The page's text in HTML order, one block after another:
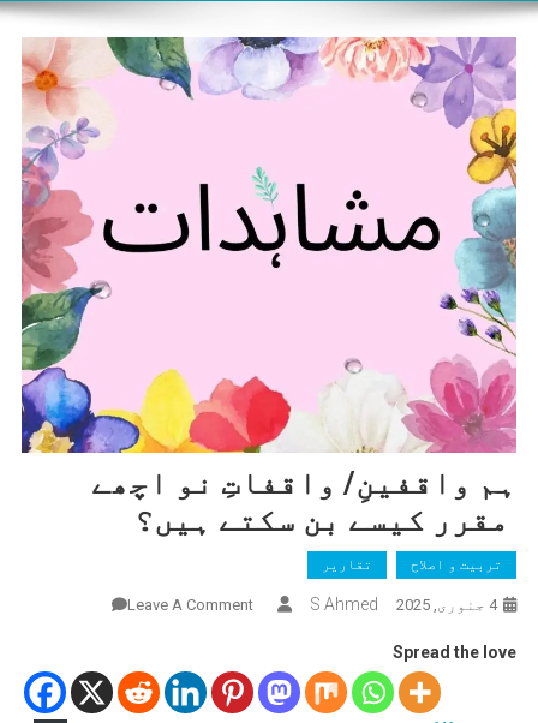
ہم واقفینِ/ واقفاتِ نو اچھے
مقرر کیسے بن سکتے ہیں؟
تربیت و اصلاح تقاریر
4 جنوری, 2025 S Ahmed
Leave A Comment
واقفاتِ
نو
Spread the love